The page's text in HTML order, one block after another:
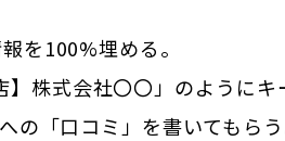
を100%埋める。
株式会社〇〇」のようにキ
「口コミ」を書いてもらう